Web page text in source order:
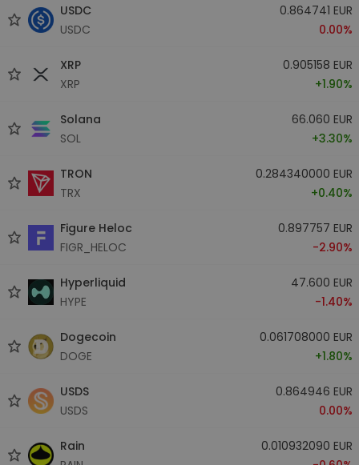
USDC
USDC
0.864741 EUR
0.00%
XRP
XRP
0.905158 EUR
+1.90%
Solana
SOL
66.060 EUR
+3.30%
TRON
TRX
0.284340000 EUR
+0.40%
Figure Heloc
FIGR_HELOC
0.897757 EUR
-2.90%
Hyperliquid
HYPE
47.600 EUR
-1.40%
Dogecoin
DOGE
0.061708000 EUR
+1.80%
USDS
USDS
0.864946 EUR
0.00%
Rain
0.010932090 EUR